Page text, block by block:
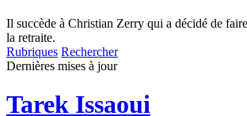
Il succède à Christian Zerry qui a décidé de
la retraite.
Rubriques Rechercher
Dernières mises à jour
Tarek Issaoui